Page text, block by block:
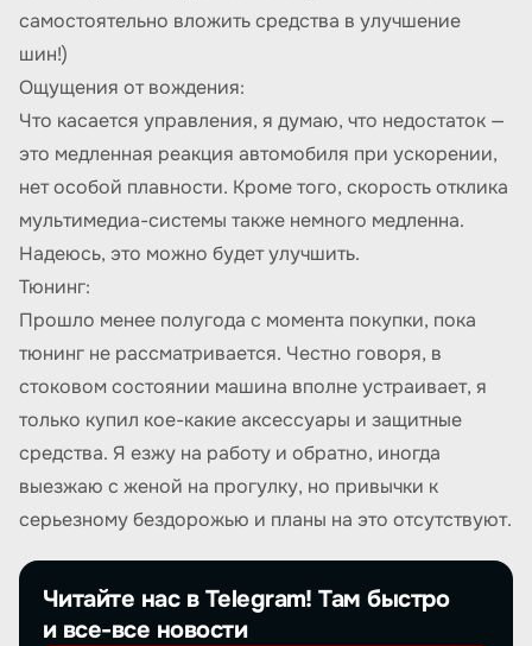
самостоятельно вложить средства в улучшение
шин!)
Ощущения от вождения:
Что касается управления, я думаю, что недостаток —
это медленная реакция автомобиля при ускорении,
нет особой плавности. Кроме того, скорость отклика
мультимедиа-системы также немного медленна.
Надеюсь, это можно будет улучшить.
Тюнинг:
Прошло менее полугода с момента покупки, пока
тюнинг не рассматривается. Честно говоря, в
стоковом состоянии машина вполне устраивает, я
только купил кое-какие аксессуары и защитные
средства. Я езжу на работу и обратно, иногда
выезжаю с женой на прогулку, но привычки к
серьезному бездорожью и планы на это отсутствуют.
Читайте нас в Telegram! Там быстро
и все-все новости